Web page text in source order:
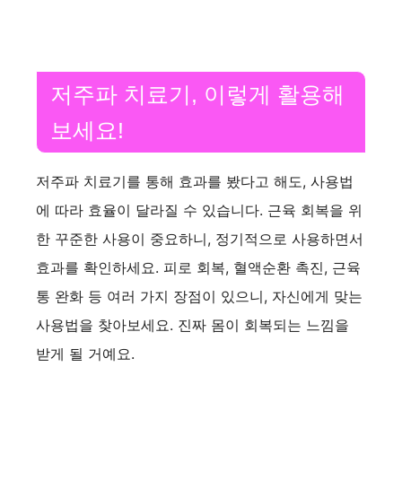
저주파 치료기, 이렇게 활용해
보세요!
저주파 치료기를 통해 효과를 봤다고 해도, 사용법
에 따라 효율이 달라질 수 있습니다. 근육 회복을 위
한 꾸준한 사용이 중요하니, 정기적으로 사용하면서
효과를 확인하세요. 피로 회복, 혈액순환 촉진, 근육
통 완화 등 여러 가지 장점이 있으니, 자신에게 맞는
사용법을 찾아보세요. 진짜 몸이 회복되는 느낌을
받게 될 거예요.